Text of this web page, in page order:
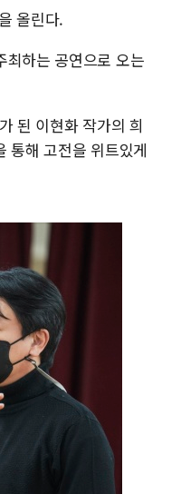
"6·25 미군 실종자 7359명
특보 내정설...포항시 '시끌'
음 100년 밑거름…수도권 집
동산 2차 회의' 주재… "전폭적
관세 15% 부과…美 태양광주
올린다.
하는 공연으로 오는
된 이현화 작가의 희
통해 고전을 위트있게